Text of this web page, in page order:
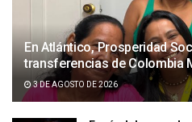
En Atlántico, Prosperidad
transferencias de Colombia
3 DE AGOSTO DE 2026